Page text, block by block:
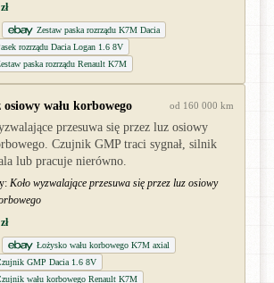
Zestaw paska rozrządu K7M Dacia
rozrządu Dacia Logan 1.6 8V
paska rozrządu Renault K7M
osiowy wału korbowego od 160 000 km
przesuwa się przez luz osiowy
Czujnik GMP traci sygnał, silnik
lub pracuje nierówno.
Koło wyzwalające przesuwa się przez luz osiowy
Łożysko wału korbowego K7M axial
GMP Dacia 1.6 8V
wału korbowego Renault K7M